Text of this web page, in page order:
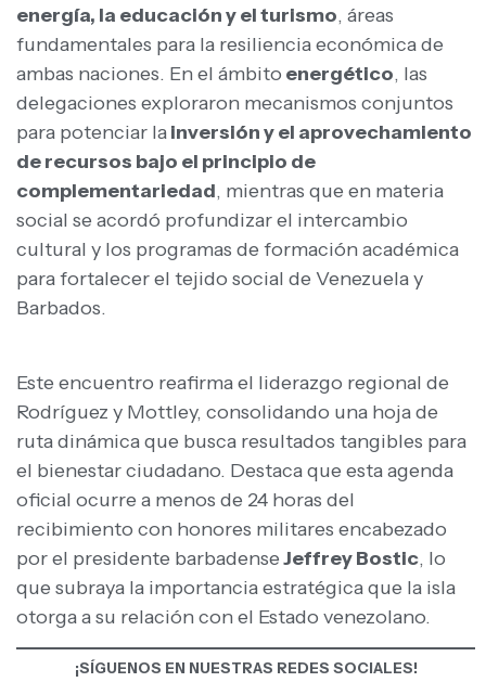
energía, la educación y el turismo, áreas
fundamentales para la resiliencia económica de
ambas naciones. En el ámbito energético, las
delegaciones exploraron mecanismos conjuntos
para potenciar lainversión y el aprovechamiento
de recursos bajo el principio de
complementariedad, mientras que en materia
social se acordó profundizar el intercambio
cultural y los programas de formación académica
para fortalecer el tejido social de Venezuela y
Barbados.
Este encuentro reafirma el liderazgo regional de
Rodríguez y Mottley, consolidando una hoja de
ruta dinámica que busca resultados tangibles para
el bienestar ciudadano. Destaca que esta agenda
oficial ocurre a menos de 24 horas del
recibimiento con honores militares encabezado
por el presidente barbadenseJeffrey Bostic, lo
que subraya la importancia estratégica que la isla
otorga a su relación con el Estado venezolano.
¡SÍGUENOS EN NUESTRAS REDES SOCIALES!